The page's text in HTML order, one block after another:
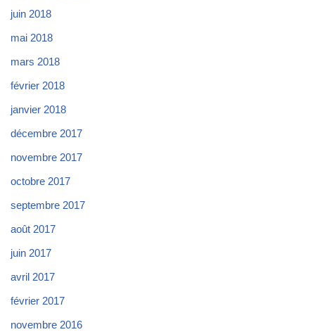
juin 2018
mai 2018
mars 2018
février 2018
janvier 2018
décembre 2017
novembre 2017
octobre 2017
septembre 2017
août 2017
juin 2017
avril 2017
février 2017
novembre 2016